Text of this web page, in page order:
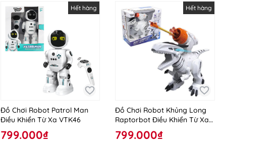
Hết hàng
Đồ Chơi Robot Patrol Man
Điều Khiển Từ Xa VTK46
799.000₫
Hết hàng
Đồ Chơi Robot Khủng Long
Raptorbot Điều Khiển Từ Xa
VT8808
799.000₫